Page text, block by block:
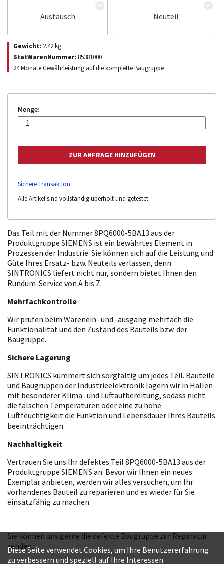
Austausch Neuteil
Gewicht: 2.42kg
StatWarenNummer: 85381000
24 Monate Gewährleistung auf die komplette Baugruppe
Menge:
Sichere Transaktion
Alle Artikel sind vollständig überholt und getestet
Das Teil mit der Nummer 8PQ6000-5BA13 aus der
Produktgruppe SIEMENS ist ein bewährtes Element in
Prozessen der Industrie. Sie können sich auf die Leistung und
Güte Ihres Ersatz- bzw. Neuteils verlassen, denn
SINTRONICS liefert nicht nur, sondern bietet Ihnen den
Rundum-Service von A bis Z.
Mehrfachkontrolle
Wir prüfen beim Warenein- und -ausgang mehrfach die
Funktionalität und den Zustand des Bauteils bzw. der
Baugruppe.
Sichere Lagerung
SINTRONICS kümmert sich sorgfältig um jedes Teil. Bauteile
und Baugruppen der Industrieelektronik lagern wir in Hallen
mit besonderer Klima- und Luftaufbereitung, sodass nicht
die falschen Temperaturen oder eine zu hohe
Luftfeuchtigkeit die Funktion und Lebensdauer Ihres Bauteils
beeinträchtigen.
Nachhaltigkeit
Vertrauen Sie uns Ihr defektes Teil 8PQ6000-5BA13 aus der
Produktgruppe SIEMENS an. Bevor wir Ihnen ein neues
Exemplar anbieten, werden wir alles versuchen, um Ihr
vorhandenes Bauteil zu reparieren und es wieder für Sie
einsatzfähig zu machen.
Sie können uns gerne die defekte Baugruppe zur Reparatur
senden.
Diese Seite verwendet Cookies, um Ihre Benutzererfahrung
zu verbessern und speziell auf Ihre Interessen